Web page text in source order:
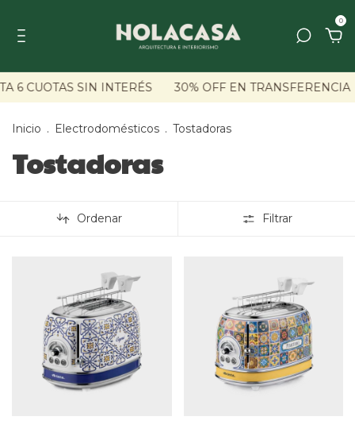
0
6 CUOTAS SIN INTERÉS 30% OFF EN TRANSFERENCIA
Inicio . Electrodomésticos . Tostadoras
Tostadoras
Ordenar Filtrar